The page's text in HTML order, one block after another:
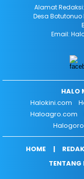
Alamat
Desa
Email:
HALO
Halokini.com
Haloagro.com
HOME
TENTANG